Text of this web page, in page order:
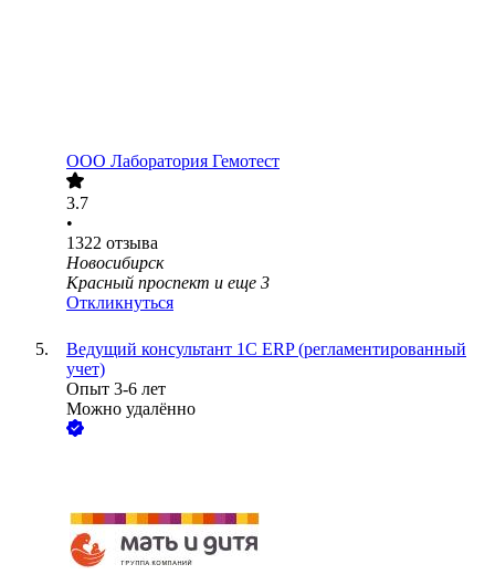
ООО Лаборатория Гемотест
3.7
•
1322 отзыва
Новосибирск
Красный проспект и еще 3
Откликнуться
Ведущий консультант 1С ERP (регламентированный
учет)
Опыт 3-6 лет
Можно удалённо